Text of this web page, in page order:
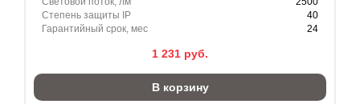
Степень защиты IP
40
Гарантийный срок, мес
24
1 231 руб.
В корзину